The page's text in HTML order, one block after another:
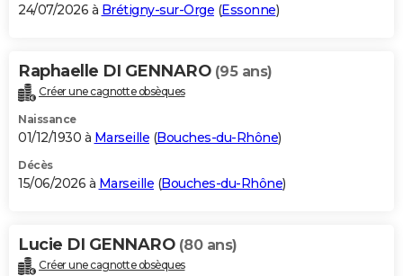
BONS PLANS
Carte de Noël
Carte Bonne année
Carte Saint-Valentin
Carte Pâques
Carte d'anniversaire
DICTIONNAIRE
Dictionnaire
Biographies
Citations
Expressions
Proverbes
PROGRAMME TV
S'inscrire
Se connecter
Lycées
Collèges
Primaires
Universités
Entreprises
Service militaire
Avis de recherche
AVIS DE DÉCÈS
Bricolage
Lifestyle
Culture
Sport
Auto
Television
Voyage
Cinema
24/07/2026 à Brétigny-sur-Orge (Essonne)
Raphaelle DI GENNARO (95 ans)
Créer une cagnotte obsèques
Naissance
01/12/1930 à Marseille (Bouches-du-Rhône)
Décès
15/06/2026 à Marseille (Bouches-du-Rhône)
Lucie DI GENNARO (80 ans)
Créer une cagnotte obsèques